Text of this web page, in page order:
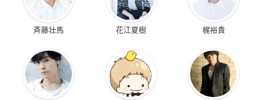
斉藤壮馬 花江夏樹 梶裕貴